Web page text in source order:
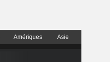
Amériques Asie